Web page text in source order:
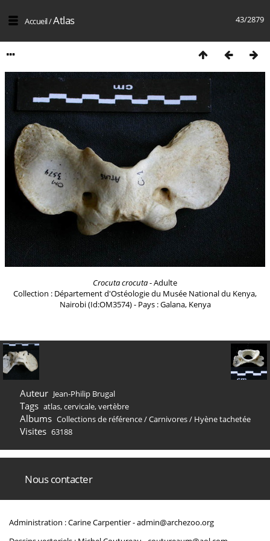
43/2879
Accueil/Atlas
Crocuta crocuta- Adulte
Collection : Département d'Ostéologie du Musée National du Kenya,
Nairobi (Id:OM3574) - Pays : Galana, Kenya
Auteur Jean-Philip Brugal
Tags atlas,cervicale,vertèbre
Albums Collections de référence/Carnivores/ Hyène tachetée
Visites 63188
Nous contacter
Administration : Carine Carpentier -admin@archezoo.org